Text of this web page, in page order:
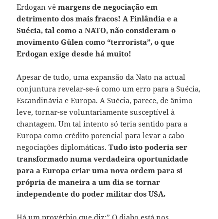
Erdogan vêmargens de negociação em
detrimento dos mais fracos! A Finlândia e a
Suécia, tal como a NATO, não consideram o
movimento Gülen como “terrorista”, o que
Erdogan exige desde há muito!
Apesar de tudo, uma expansão da Nato na actual
conjuntura revelar-se-á como um erro para a Suécia,
Escandinávia e Europa. A Suécia, parece, de ânimo
leve, tornar-se voluntariamente susceptível à
chantagem. Um tal intento só teria sentido para a
Europa como crédito potencial para levar a cabo
negociações diplomáticas.Tudo isto poderia ser
transformado numa verdadeira oportunidade
para a Europa criar uma nova ordem para si
própria de maneira a um dia se tornar
independente do poder militar dos USA.